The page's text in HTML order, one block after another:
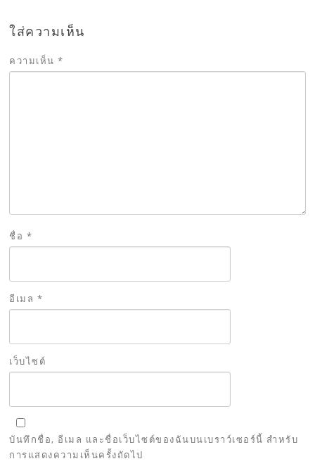
ใส่ความเห็น
ความเห็น*
ชื่อ *
อีเมล *
เว็บไซต์
บันทึกชื่อ, อีเมล และชื่อเว็บไซต์ของฉันบนเบราว์เซอร์นี้ สำหรับ
การแสดงความเห็นครั้งถัดไป